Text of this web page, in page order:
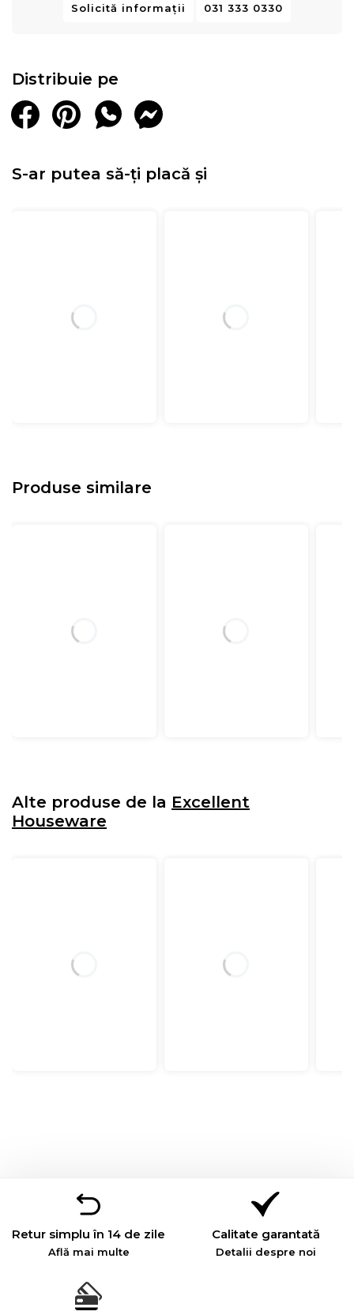
Solicită informații 031 333 0330
Distribuie pe
S-ar putea să-ți placă și
Produse similare
Alte produse de la Excellent
Houseware
Retur simplu în 14 de zile
Află mai multe
Calitate garantată
Detalii despre noi